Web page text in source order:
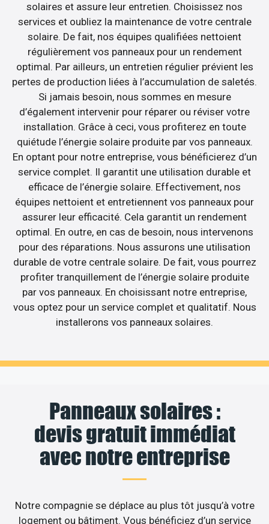
solaires et assure leur entretien. Choisissez nos
services et oubliez la maintenance de votre centrale
solaire. De fait, nos équipes qualifiées nettoient
régulièrement vos panneaux pour un rendement
optimal. Par ailleurs, un entretien régulier prévient les
pertes de production liées à l’accumulation de saletés.
Si jamais besoin, nous sommes en mesure
d’également intervenir pour réparer ou réviser votre
installation. Grâce à ceci, vous profiterez en toute
quiétude l’énergie solaire produite par vos panneaux.
En optant pour notre entreprise, vous bénéficierez d’un
service complet. Il garantit une utilisation durable et
efficace de l’énergie solaire. Effectivement, nos
équipes nettoient et entretiennent vos panneaux pour
assurer leur efficacité. Cela garantit un rendement
optimal. En outre, en cas de besoin, nous intervenons
pour des réparations. Nous assurons une utilisation
durable de votre centrale solaire. De fait, vous pourrez
profiter tranquillement de l’énergie solaire produite
par vos panneaux. En choisissant notre entreprise,
vous optez pour un service complet et qualitatif. Nous
installerons vos panneaux solaires.
Panneaux solaires :
devis gratuit immédiat
avec notre entreprise
Notre compagnie se déplace au plus tôt jusqu’à votre
logement ou bâtiment. Vous bénéficiez d’un service